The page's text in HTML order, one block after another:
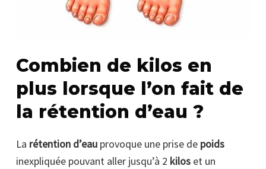
Combien de kilos en
plus lorsque l’on fait de
la rétention d’eau ?
La rétention d’eau provoque une prise de poids
inexpliquée pouvant aller jusqu’à 2 kilos et un